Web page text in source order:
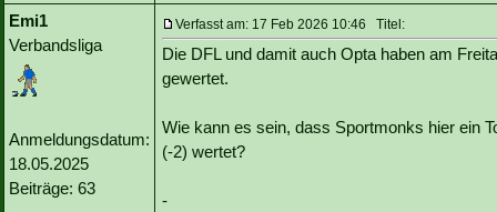
Emi1
Verbandsliga
Anmeldungsdatum:
18.05.2025
Beiträge: 63
Verfasst am: 17 Feb 2026 10:46 Titel:
Die DFL und damit auch Opta haben am
gewertet.
Wie kann es sein, dass Sportmonks hier ein
(-2) wertet?
-